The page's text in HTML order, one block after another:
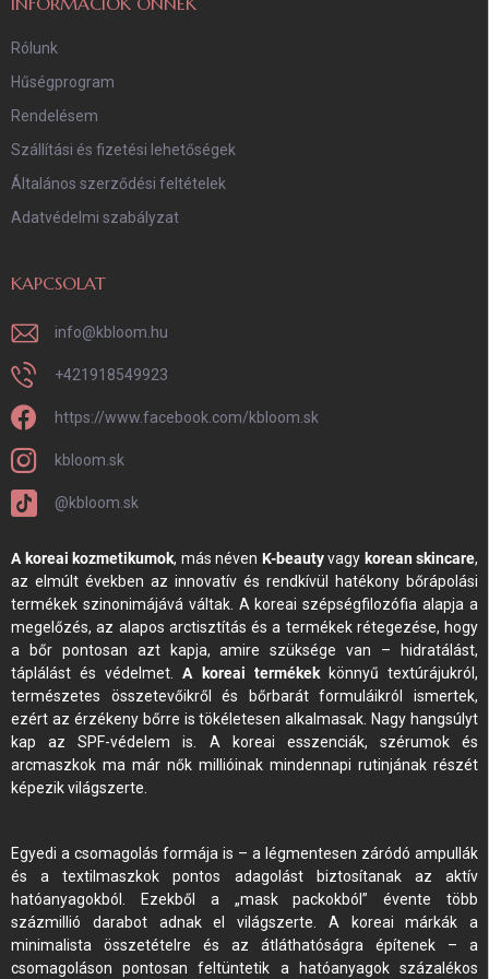
Rólunk
Hűségprogram
Rendelésem
Szállítási és fizetési lehetőségek
Általános szerződési feltételek
Adatvédelmi szabályzat
KAPCSOLAT
info@kbloom.hu
+421918549923
https://www.facebook.com/kbloom.sk
kbloom.sk
@kbloom.sk
A koreai kozmetikumok, más néven K-beautyvagy korean skincare,
az elmúlt években az innovatív és rendkívül hatékony bőrápolási
termékek szinonimájává váltak. A koreai szépségfilozófia alapja a
megelőzés, az alapos arctisztítás és a termékek rétegezése, hogy
a bőr pontosan azt kapja, amire szüksége van – hidratálást,
táplálást és védelmet.A koreai termékekkönnyű textúrájukról,
természetes összetevőikről és bőrbarát formuláikról ismertek,
ezért az érzékeny bőrre is tökéletesen alkalmasak. Nagy hangsúlyt
kap az SPF-védelem is. A koreai esszenciák, szérumok és
arcmaszkok ma már nők millióinak mindennapi rutinjának részét
képezik világszerte.
Egyedi a csomagolás formája is – a légmentesen záródó ampullák
és a textilmaszkok pontos adagolást biztosítanak az aktív
hatóanyagokból. Ezekből a „mask packokból” évente több
százmillió darabot adnak el világszerte. A koreai márkák a
minimalista összetételre és az átláthatóságra építenek – a
csomagoláson pontosan feltüntetik a hatóanyagok százalékos